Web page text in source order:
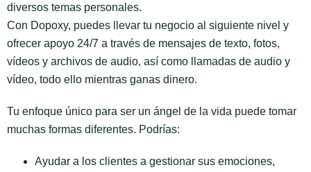
diversos temas personales.
Con Dopoxy, puedes llevar tu negocio al siguiente nivel y
ofrecer apoyo 24/7 a través de mensajes de texto, fotos,
vídeos y archivos de audio, así como llamadas de audio y
vídeo, todo ello mientras ganas dinero.
Tu enfoque único para ser un ángel de la vida puede tomar
muchas formas diferentes. Podrías:
Ayudar a los clientes a gestionar sus emociones,